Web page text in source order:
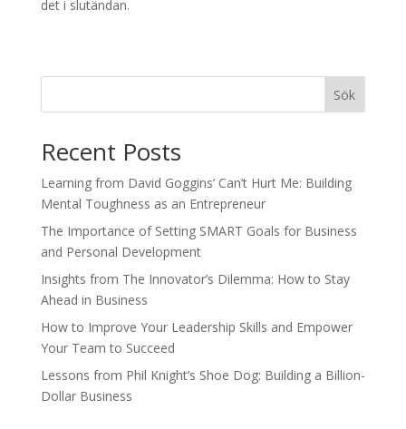
det i slutändan.
Sök
Recent Posts
Learning from David Goggins’ Can’t Hurt Me: Building
Mental Toughness as an Entrepreneur
The Importance of Setting SMART Goals for Business
and Personal Development
Insights from The Innovator’s Dilemma: How to Stay
Ahead in Business
How to Improve Your Leadership Skills and Empower
Your Team to Succeed
Lessons from Phil Knight’s Shoe Dog: Building a Billion-
Dollar Business